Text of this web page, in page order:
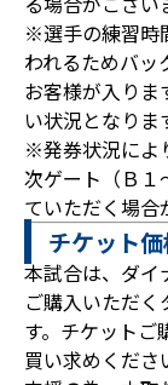
※選手の練習時
われるためバッ
お客様が入りま
い状況となりま
※発券状況によ
次ゲート（Ｂ１
ていただく場合
チケット
本試合は、ダイ
ご購入いただ
す。チケットご
買い求めくだ